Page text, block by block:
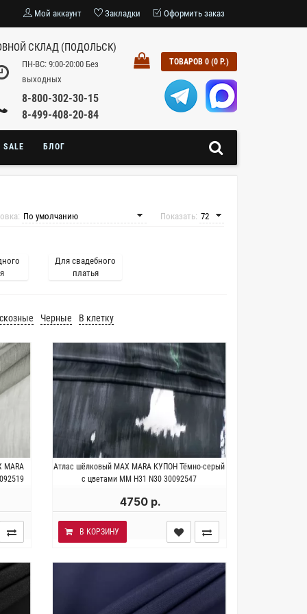
Мой аккаунт Закладки Оформить заказ
СКЛАД (ПОДОЛЬСК)
ПН-ВС: 9:00-20:00 Без
выходных
8-800-302-30-15
8-499-408-20-84
ТОВАРОВ 0 (0 Р.)
SALE БЛОГ
Показать:
Для свадебного
платья
Черные В клетку
MARA
см.
Атлас шёлковый MAX MARA КУПОН Тёмно-серый
с цветами MM H31 N30 30092547
Италия . Состав 100% шёлк.
Плотность ~60 гр/м2. Длина купона
4750 р.
В КОРЗИНУ